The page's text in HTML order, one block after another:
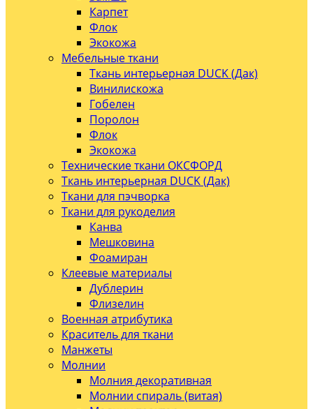
Карпет
Флок
Экокожа
Мебельные ткани
Ткань интерьерная DUCK (Дак)
Винилискожа
Гобелен
Поролон
Флок
Экокожа
Технические ткани ОКСФОРД
Ткань интерьерная DUCK (Дак)
Ткани для пэчворка
Ткани для рукоделия
Канва
Мешковина
Фоамиран
Клеевые материалы
Дублерин
Флизелин
Военная атрибутика
Краситель для ткани
Манжеты
Молнии
Молния декоративная
Молнии спираль (витая)